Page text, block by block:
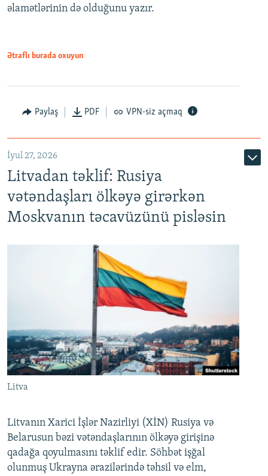
əlamətlərinin də olduğunu yazır.
Ətraflı burada oxuyun
Paylaş PDF VPN-siz açmaq
İyul 27, 2026
Litvadan təklif: Rusiya
vətəndaşları ölkəyə girərkən
Moskvanın təcavüzünü pisləsin
Litva
Litvanın Xarici İşlər Nazirliyi (XİN) Rusiya və
Belarusun bəzi vətəndaşlarının ölkəyə girişinə
qadağa qoyulmasını təklif edir. Söhbət işğal
olunmuş Ukrayna ərazilərində təhsil və elm,